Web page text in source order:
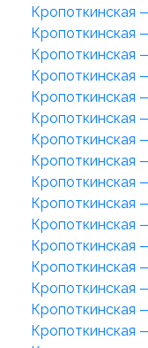
Кропоткинская
Кропоткинская
Кропоткинская
Кропоткинская
Кропоткинская
Кропоткинская
Кропоткинская
Кропоткинская
Кропоткинская
Кропоткинская
Кропоткинская
Кропоткинская
Кропоткинская
Кропоткинская
Кропоткинская
Кропоткинская